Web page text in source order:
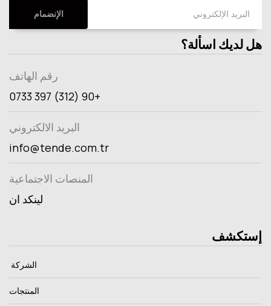
الإنضمام
هل لديك اسألة؟
رقم الهاتف
+90 (312) 397 0733
البريد الالكتروني
info@tende.com.tr
المنصات الاجتماعية
لينكد ان
إستكشف
الشركة
المنتجات